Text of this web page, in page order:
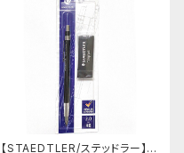
【STAEDTLER/ステッドラー】マ